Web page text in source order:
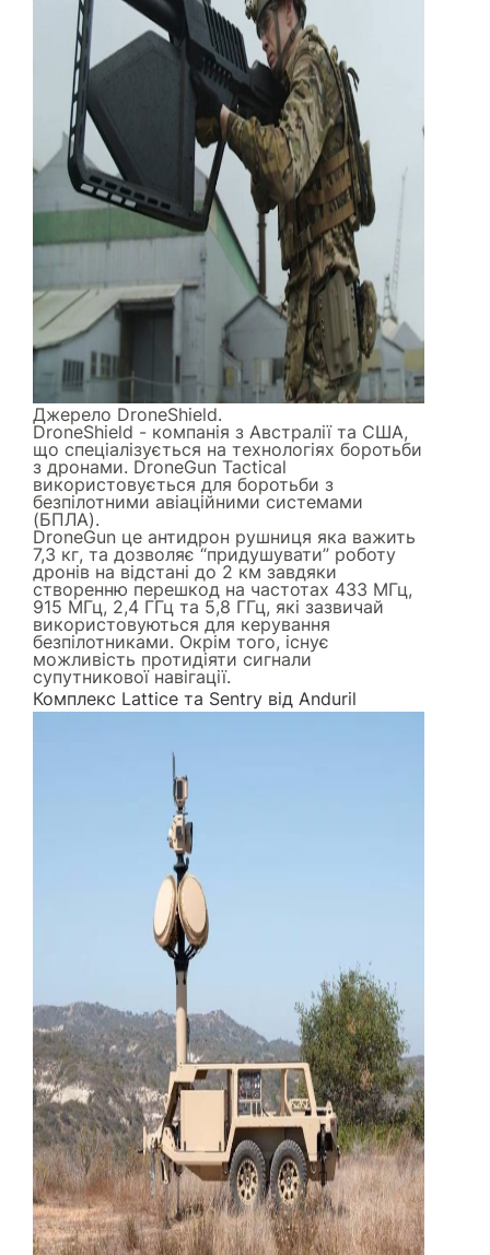
Джерело DroneShield.
DroneShield - компанія з Австралії та США,
що спеціалізується на технологіях боротьби
з дронами. DroneGun Tactical
використовується для боротьби з
безпілотними авіаційними системами
(БПЛА).
DroneGun це антидрон рушниця яка важить
7,3 кг, та дозволяє “придушувати” роботу
дронів на відстані до 2 км завдяки
створенню перешкод на частотах 433 МГц,
915 МГц, 2,4 ГГц та 5,8 ГГц, які зазвичай
використовуються для керування
безпілотниками. Окрім того, існує
можливість протидіяти сигнали
супутникової навігації.
Комплекс Lattice та Sentry від Anduril